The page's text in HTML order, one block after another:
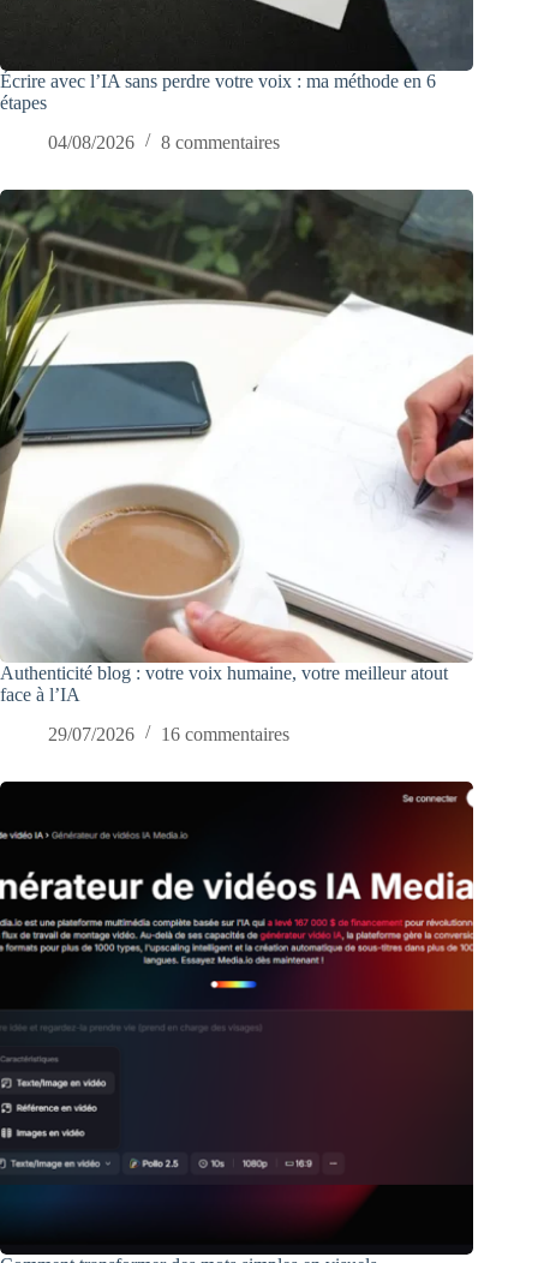
Écrire avec l’IA sans perdre votre voix : ma méthode en 6
étapes
04/08/2026
8 commentaires
Authenticité blog : votre voix humaine, votre meilleur atout
face à l’IA
29/07/2026
16 commentaires